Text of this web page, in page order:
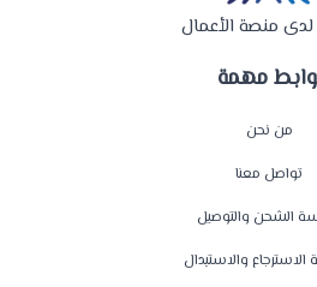
مهمة
من نحن
تواصل معنا
الشحن والتوصيل
والاستبدال
منصة الأعمال